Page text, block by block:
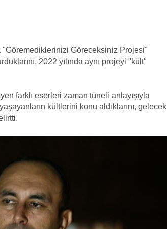
"Göremediklerinizi Göreceksiniz Projesi"
2022 yılında aynı projeyi "kült"
farklı eserleri zaman tüneli anlayışıyla
kültlerini konu aldıklarını, gelecek